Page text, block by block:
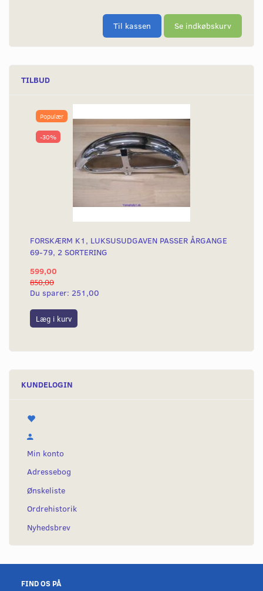
Til kassen Se indkøbskurv
TILBUD
Populær
-30%
FORSKÆRM K1, LUKSUSUDGAVEN PASSER ÅRGANGE
69-79, 2 SORTERING
599,00
850,00
Du sparer: 251,00
Læg i kurv
KUNDELOGIN
Min konto
Adressebog
Ønskeliste
Ordrehistorik
Nyhedsbrev
FIND OS PÅ